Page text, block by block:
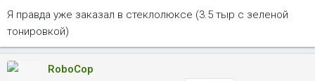
Я правда уже заказал в стеклолюксе (3.5 тыр с зеленой
тонировкой)
RoboCop